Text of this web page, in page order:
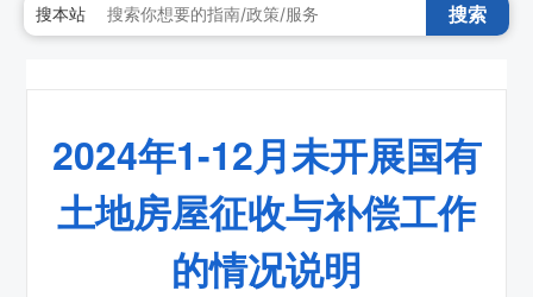
搜本站 搜索
2024年1-12月未开展国有
土地房屋征收与补偿工作
的情况说明